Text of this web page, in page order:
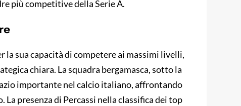
più competitive della Serie A.
sua capacità di competere ai massimi livelli,
chiara. La squadra bergamasca, sotto la
importante nel calcio italiano, affrontando
presenza di Percassi nella classifica dei top